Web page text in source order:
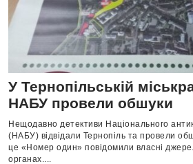
У Тернопільській
НАБУ провели обшуки
Нещодавно детективи Національного
(НАБУ) відвідали Тернопіль та провели
це «Номер один» повідомили власні
органах....